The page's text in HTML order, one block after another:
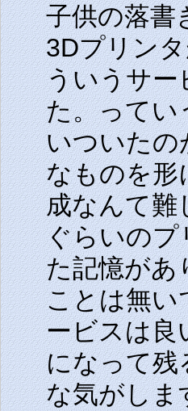
子供の落書
3Dプリン
ういうサー
た。ってい
いついたの
なものを形
成なんて難
ぐらいのプ
た記憶があ
ことは無い
ービスは良
になって残
な気がしま